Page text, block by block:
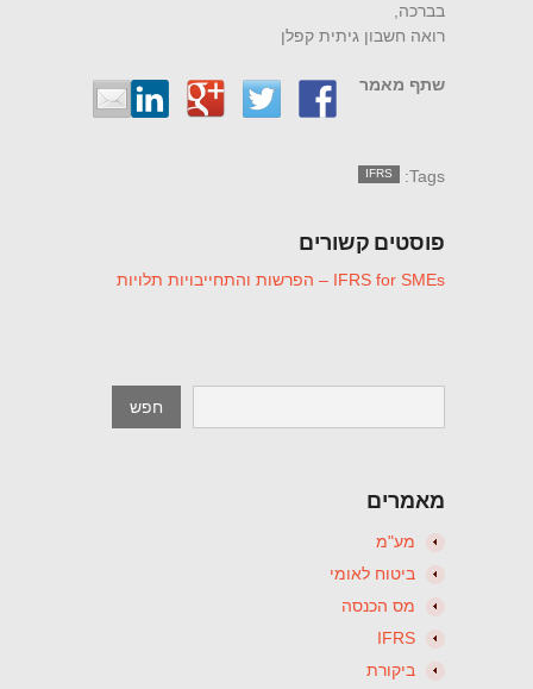
בברכה,
רואה חשבון גיתית קפלן
שתף מאמר
Tags:
IFRS
פוסטים קשורים
IFRS for SMEs – הפרשות והתחייבויות תלויות
מאמרים
מע"מ
ביטוח לאומי
מס הכנסה
IFRS
ביקורת